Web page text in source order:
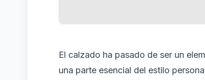
El calzado ha pasado de ser un
una parte esencial del estilo